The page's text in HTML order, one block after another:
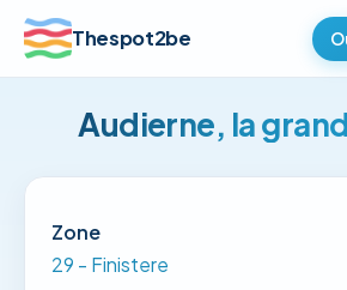
Thespot2be
Audierne, la
Zone
29 - Finistere